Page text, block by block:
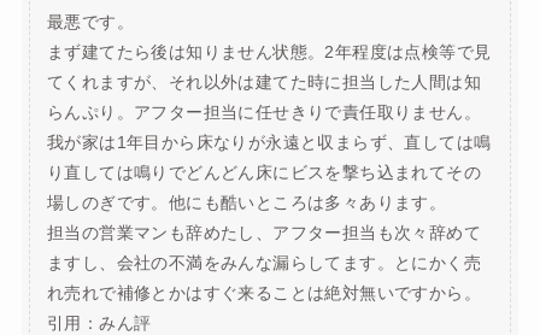
最悪です。
まず建てたら後は知りません状態。2年程度は点検等で見
てくれますが、それ以外は建てた時に担当した人間は知
らんぷり。アフター担当に任せきりで責任取りません。
我が家は1年目から床なりが永遠と収まらず、直しては鳴
り直しては鳴りでどんどん床にビスを撃ち込まれてその
場しのぎです。他にも酷いところは多々あります。
担当の営業マンも辞めたし、アフター担当も次々辞めて
ますし、会社の不満をみんな漏らしてます。とにかく売
れ売れで補修とかはすぐ来ることは絶対無いですから。
引用：みん評